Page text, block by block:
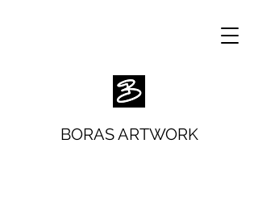
BORAS ARTWORK